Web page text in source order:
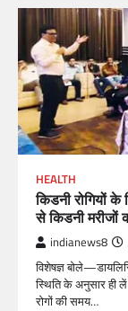
HEALTH
किडनी रोगियों
से किडनी मरीजों
indianews8
विशेषज्ञ
स्थिति के अनुसार ही
रोगों की समय…